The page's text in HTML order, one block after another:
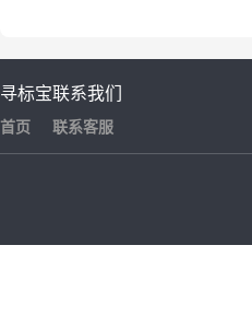
寻标宝
首页
联系我们
联系客服